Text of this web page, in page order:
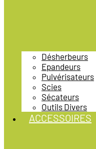
Désherbeurs
Epandeurs
Pulvérisateurs
Scies
Sécateurs
Outils Divers
ACCESSOIRES